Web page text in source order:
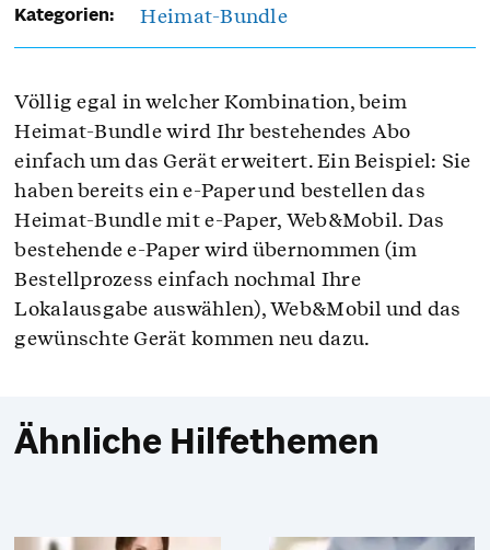
Völlig egal in welcher Kombination, beim
Heimat-Bundle wird Ihr bestehendes Abo
einfach um das Gerät erweitert. Ein Beispiel: Sie
haben bereits ein e-Paper und bestellen das
Heimat-Bundle mit e-Paper, Web&Mobil. Das
bestehende e-Paper wird übernommen (im
Bestellprozess einfach nochmal Ihre
Lokalausgabe auswählen), Web&Mobil und das
gewünschte Gerät kommen neu dazu.
Kategorien: Heimat-Bundle
Ähnliche Hilfethemen